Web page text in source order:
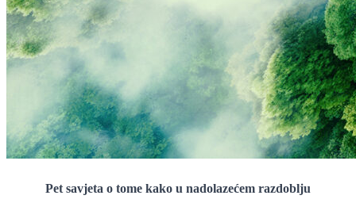
Pet savjeta o tome kako u nadolazećem razdoblju